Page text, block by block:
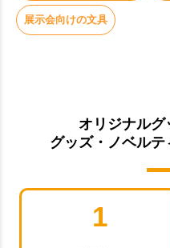
展示会向けの文具
オリジナル
グッズ・ノベル
1